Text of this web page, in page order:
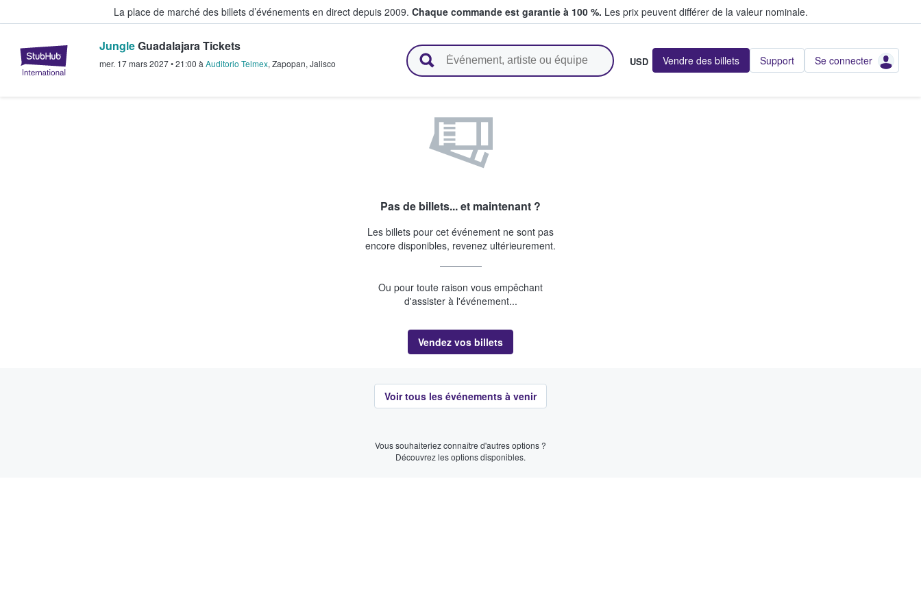
La place de marché des billets d’événements en direct depuis 2009. Chaque commande est garantie à 100 %. Les prix peuvent différer de la valeur nominale.
StubHub - Où les fans achètent et vendent des billets
JungleGuadalajara Tickets
mer. 17 mars 2027•21:00 à Auditorio Telmex, Zapopan, Jalisco USD Vendre des billets Support Se connecter
Pas de billets... et maintenant ?
Les billets pour cet événement ne sont pas
encore disponibles, revenez ultérieurement.
Ou pour toute raison vous empêchant
d'assister à l'événement...
Vendez vos billets
Voir tous les événements à venir
Vous souhaiteriez connaître d'autres options ?
Découvrez les options disponibles.